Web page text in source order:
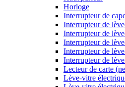
Horloge
Interrupteur de
Interrupteur de
Interrupteur de
Interrupteur de
Interrupteur de
Interrupteur de
Lecteur de carte
Lève-vitre